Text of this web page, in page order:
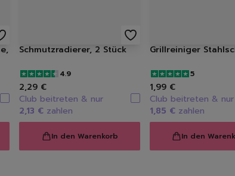
Wäscheparfüm
Waschzusatz
Spülen
Schmutzradierer, 2 Stück
4.9
2,29 €
Club beitreten & nur
2,13 € zahlen
In den Warenkorb
Grillreiniger
5
1,99 €
Club beitreten & nur
1,85 €zahlen
In den